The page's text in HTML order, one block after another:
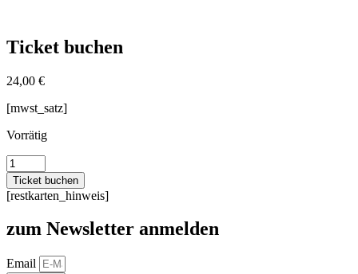
Ticket buchen
24,00 €
[mwst_satz]
Vorrätig
Die
Mix-
Show
mit
Überraschungsgästen
44.0
Ticket buchen
[restkarten_hinweis]
zum Newsletter anmelden
Email